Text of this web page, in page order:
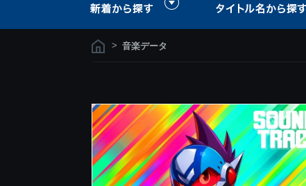
> 音楽データ